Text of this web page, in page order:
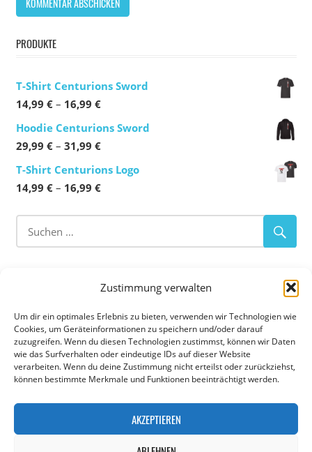
Zustimmung verwalten
Um dir ein optimales Erlebnis zu bieten, verwenden wir Technologien wie
Cookies, um Geräteinformationen zu speichern und/oder darauf
zuzugreifen. Wenn du diesen Technologien zustimmst, können wir Daten
wie das Surfverhalten oder eindeutige IDs auf dieser Website
verarbeiten. Wenn du deine Zustimmung nicht erteilst oder zurückziehst,
können bestimmte Merkmale und Funktionen beeinträchtigt werden.
AKZEPTIEREN
PRODUKTE
T-Shirt Centurions Sword
14,99 € – 16,99 €Preisspanne:
14,99 €
bis
Hoodie Centurions Sword
29,99 € – 31,99 €Preisspanne:
29,99 €
bis
T-Shirt Centurions Logo
14,99 € – 16,99 €Preisspanne:
Flag Football–Tackle Football–Cheerleading
Die Augsburg Centurions sind eine American Football
Abteilung der TSG 1885 Augsburg-Lechhausen e.V. in
Augsburg. Die Abteilung hat eine Cheerleading Gruppe,
eine U11, U13, U16 und U19 Jugend Mannschaft sowie
eine Erwachsenenmannschaft im Flag- und Tackle Football
im Ligabetrieb. Die Trainingseinheiten und Heimspiele